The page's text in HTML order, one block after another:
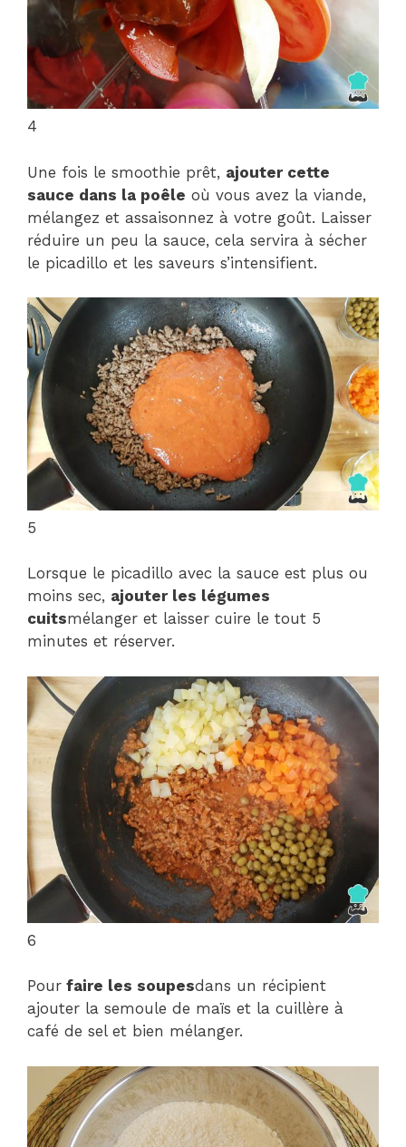
4
Une fois le smoothie prêt, ajouter cette
sauce dans la poêle où vous avez la viande,
mélangez et assaisonnez à votre goût. Laisser
réduire un peu la sauce, cela servira à sécher
le picadillo et les saveurs s’intensifient.
5
Lorsque le picadillo avec la sauce est plus ou
moins sec, ajouter les légumes
cuitsmélanger et laisser cuire le tout 5
minutes et réserver.
6
Pour faire les soupesdans un récipient
ajouter la semoule de maïs et la cuillère à
café de sel et bien mélanger.